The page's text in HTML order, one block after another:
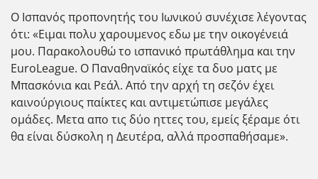
Ο Ισπανός προπονητής του Ιωνικού συνέχισε λέγοντας
ότι: «Ειμαι πολυ χαρουμενος εδω με την οικογένειά
μου. Παρακολουθώ το ισπανικό πρωτάθλημα και την
EuroLeague. Ο Παναθηναϊκός είχε τα δυο ματς με
Μπασκόνια και Ρεάλ. Από την αρχή τη σεζόν έχει
καινούργιους παίκτες και αντιμετώπισε μεγάλες
ομάδες. Μετα απο τις δύο ηττες του, εμείς ξέραμε ότι
θα είναι δύσκολη η Δευτέρα, αλλά προσπαθήσαμε».